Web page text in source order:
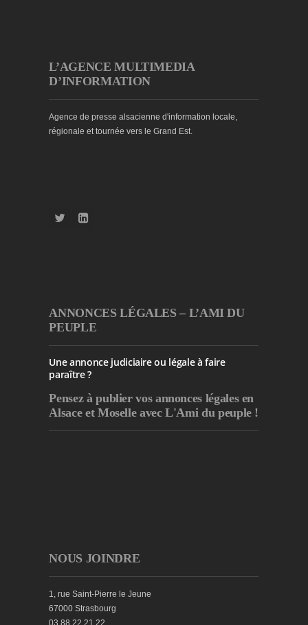
L’AGENCE MULTIMEDIA
D’INFORMATION
Agence de presse alsacienne d'information locale,
régionale et tournée vers le Grand Est.
ANNONCES LÉGALES – L’AMI DU
PEUPLE
Une annonce judiciaire ou légale à faire
paraître ?
Pensez à publiervos annonces légales en
Alsace et Moselle avec L'Ami du peuple !
NOUS JOINDRE
1, rue Saint-Pierre le Jeune
67000 Strasbourg
03 88 22 21 22